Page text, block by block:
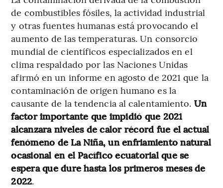
de combustibles fósiles, la actividad industrial
y otras fuentes humanas está provocando el
aumento de las temperaturas. Un consorcio
mundial de científicos especializados en el
clima respaldado por las Naciones Unidas
afirmó en un informe en agosto de 2021 que la
contaminación de origen humano es la
causante de la tendencia al calentamiento. Un
factor importante que impidió que 2021
alcanzara niveles de calor récord fue el actual
fenómeno de La Niña, un enfriamiento natural
ocasional en el Pacífico ecuatorial que se
espera que dure hasta los primeros meses de
2022.